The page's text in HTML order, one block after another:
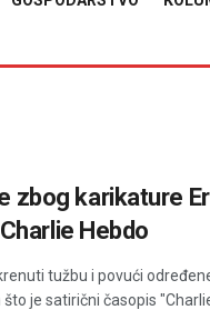
zbog karikature
Hebdo
tužbu i povući
što je satirični časopis